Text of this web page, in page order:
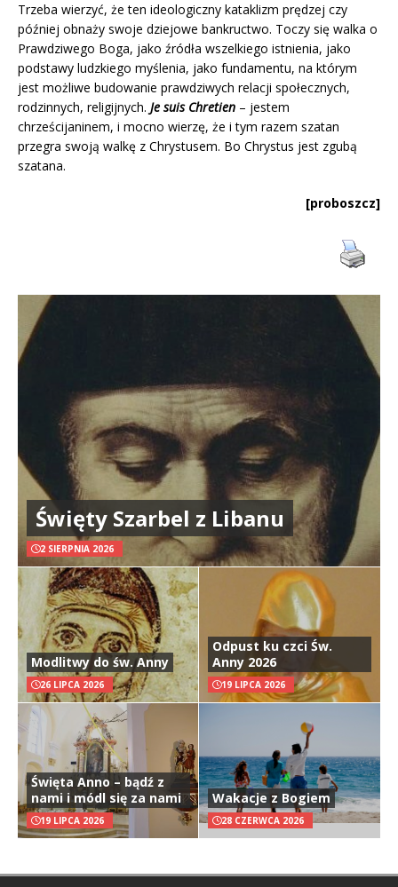
Trzeba wierzyć, że ten ideologiczny kataklizm prędzej czy
później obnaży swoje dziejowe bankructwo. Toczy się walka o
Prawdziwego Boga, jako źródła wszelkiego istnienia, jako
podstawy ludzkiego myślenia, jako fundamentu, na którym
jest możliwe budowanie prawdziwych relacji społecznych,
rodzinnych, religijnych. Je suis Chretien – jestem
chrześcijaninem, i mocno wierzę, że i tym razem szatan
przegra swoją walkę z Chrystusem. Bo Chrystus jest zgubą
szatana.
[proboszcz]
Święty Szarbel z Libanu
2 SIERPNIA 2026
Modlitwy do św. Anny
26 LIPCA 2026
Odpust ku czci Św.
Anny 2026
19 LIPCA 2026
Święta Anno – bądź z
nami i módl się za nami
19 LIPCA 2026
Wakacje z Bogiem
28 CZERWCA 2026